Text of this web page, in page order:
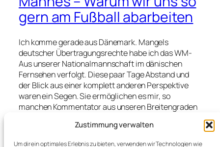
Zustimmung verwalten
Um dir ein optimales Erlebnis zu bieten, verwenden wir Technologien wie
gern am Fußball abarbeiten
Ich komme gerade aus Dänemark. Mangels
deutscher Übertragungsrechte habe ich das WM-
Aus unserer Nationalmannschaft im dänischen
Fernsehen verfolgt. Diese paar Tage Abstand und
der Blick aus einer komplett anderen Perspektive
waren ein Segen. Sie ermöglichen es mir, so
manchen Kommentator aus unseren Breitengraden
und nach dem Abpfiff schreiend den Rausschmiss
von Nagelsmann und Co. forderte – lediglich mit